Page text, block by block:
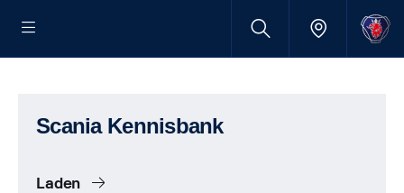
Scania Kennisbank
Laden